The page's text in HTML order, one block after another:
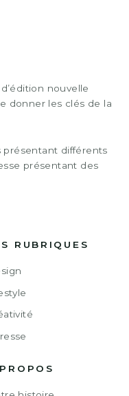
nouvelle
donner les clés de la
présentant différents
présentant des
RUBRIQUES